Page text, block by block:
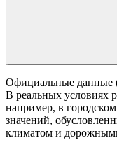
Официальные данные
В реальных условиях
например, в
значений,
климатом и